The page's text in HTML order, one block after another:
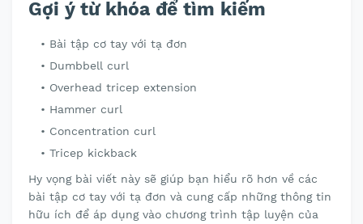
Gợi ý từ khóa để tìm kiếm
Bài tập cơ tay với tạ đơn
Dumbbell curl
Overhead tricep extension
Hammer curl
Concentration curl
Tricep kickback
Hy vọng bài viết này sẽ giúp bạn hiểu rõ hơn về các
bài tập cơ tay với tạ đơn và cung cấp những thông tin
hữu ích để áp dụng vào chương trình tập luyện của